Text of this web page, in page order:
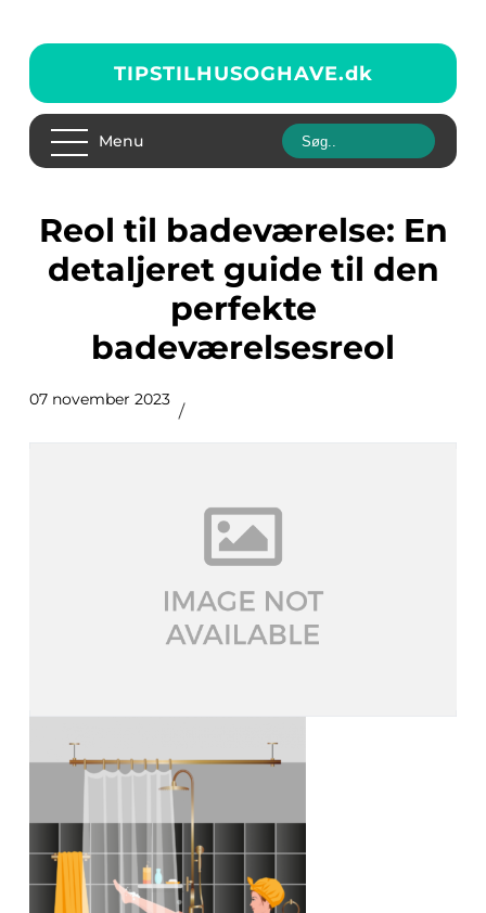
TIPSTILHUSOGHAVE.dk
Menu
Reol til badeværelse: En
detaljeret guide til den
perfekte
badeværelsesreol
07 november 2023